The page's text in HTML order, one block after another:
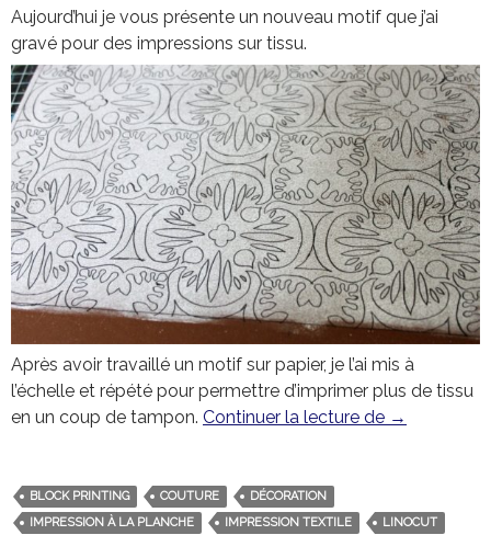
Aujourd’hui je vous présente un nouveau motif que j’ai
gravé pour des impressions sur tissu.
Après avoir travaillé un motif sur papier, je l’ai mis à
l’échelle et répété pour permettre d’imprimer plus de tissu
en un coup de tampon. Continuer la lecture de Motif
→
BLOCK PRINTING COUTURE
DÉCORATION
IMPRESSION À LA PLANCHE
IMPRESSION TEXTILE
LINOCUT